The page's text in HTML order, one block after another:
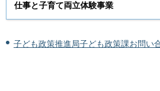
仕事と子育て両立体験事業
子ども政策推進局子ども政策課お問い